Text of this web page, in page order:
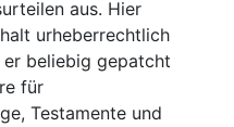
aus. Hier
urheberrechtlich
beliebig gepatcht
für
Testamente und